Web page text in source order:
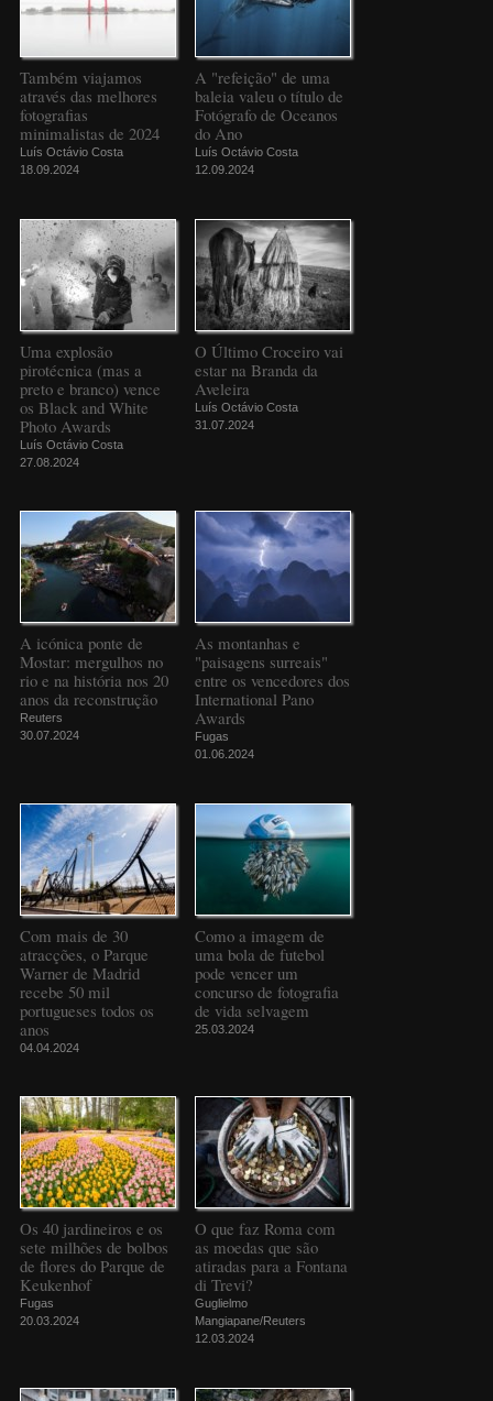
Também viajamos
através das melhores
fotografias
minimalistas de 2024
Luís Octávio Costa
18.09.2024
A "refeição" de uma
baleia valeu o título de
Fotógrafo de Oceanos
do Ano
Luís Octávio Costa
12.09.2024
Uma explosão
pirotécnica (mas a
preto e branco) vence
os Black and White
Photo Awards
Luís Octávio Costa
27.08.2024
O Último Croceiro vai
estar na Branda da
Aveleira
Luís Octávio Costa
31.07.2024
A icónica ponte de
Mostar: mergulhos no
rio e na história nos 20
anos da reconstrução
Reuters
30.07.2024
As montanhas e
"paisagens surreais"
entre os vencedores dos
International Pano
Awards
Fugas
01.06.2024
Com mais de 30
atracções, o Parque
Warner de Madrid
recebe 50 mil
portugueses todos os
anos
04.04.2024
Como a imagem de
uma bola de futebol
pode vencer um
concurso de fotografia
de vida selvagem
25.03.2024
Os 40 jardineiros e os
sete milhões de bolbos
de flores do Parque de
Keukenhof
Fugas
20.03.2024
O que faz Roma com
as moedas que são
atiradas para a Fontana
di Trevi?
Guglielmo
Mangiapane/Reuters
12.03.2024